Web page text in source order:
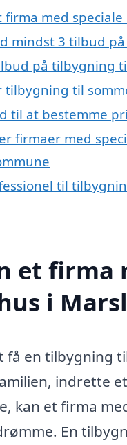
firma med
mindst 3 tilbud
på tilbygning
tilbygning til
til at bestemme
firmaer med
til
et firma
i
få en tilbygning
indrette
kan et firma
En